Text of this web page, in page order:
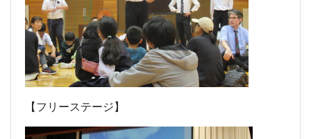
【フリーステージ】